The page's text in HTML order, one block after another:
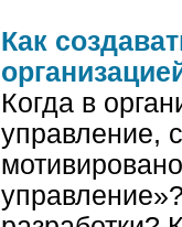
Как
Когда в
управление,